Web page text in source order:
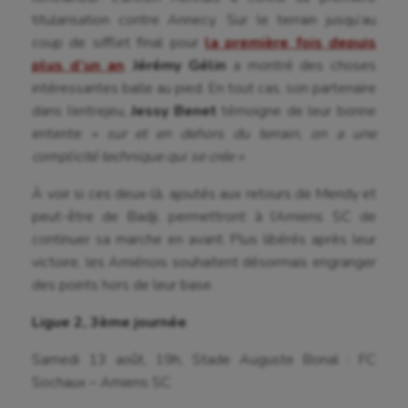
Haltérophilie
Handisport
Hippisme
Kayak-polo
Longue paume
Moto
Natation
titularisation contre Annecy. Sur le terrain jusqu’au
coup de sifflet final pour la première fois depuis
plus d’un an, Jérémy Gélin a montré des choses
intéressantes balle au pied. En tout cas, son partenaire
dans l’entrejeu, Jessy Benet témoigne de leur bonne
entente
« sur et en dehors du terrain, on a une
complicité technique qui se crée »
À voir si ces deux-là, ajoutés aux retours de Mendy et
peut-être de Badji, permettront à l’Amiens SC de
continuer sa marche en avant. Plus libérés après leur
victoire, les Amiénois souhaitent désormais engranger
des points hors de leur base.
Ligue 2, 3ème journée
Samedi 13 août, 19h, Stade Auguste Bonal : FC
Sochaux – Amiens SC